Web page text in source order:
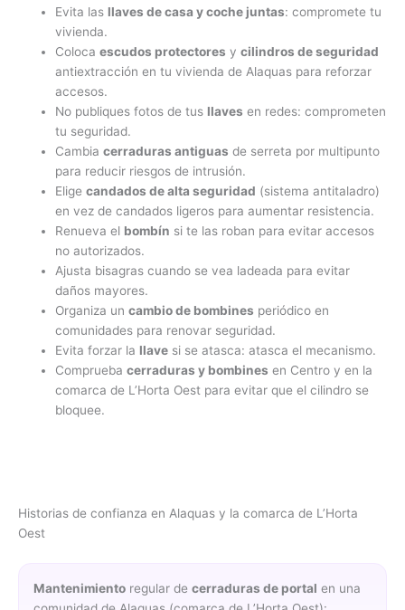
Evita las llaves de casa y coche juntas: compromete tu
vivienda.
Colocaescudos protectores ycilindros de seguridad
antiextracción en tu vivienda de Alaquas para reforzar
accesos.
No publiques fotos de tus llaves en redes: comprometen
tu seguridad.
Cambiacerraduras antiguas de serreta por multipunto
para reducir riesgos de intrusión.
Eligecandados de alta seguridad (sistema antitaladro)
en vez de candados ligeros para aumentar resistencia.
Renueva el bombín si te las roban para evitar accesos
no autorizados.
Ajusta bisagras cuando se vea ladeada para evitar
daños mayores.
Organiza uncambio de bombines periódico en
comunidades para renovar seguridad.
Evita forzar la llave si se atasca: atasca el mecanismo.
Compruebacerraduras y bombines en Centro y en la
comarca de L’Horta Oest para evitar que el cilindro se
bloquee.
Historias de confianza en Alaquas y la comarca de L’Horta
Oest
Mantenimiento regular de cerraduras de portal en una